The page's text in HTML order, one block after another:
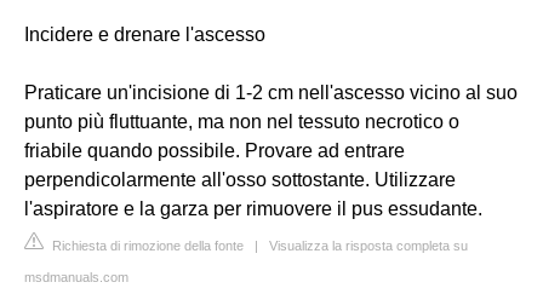
Incidere e drenare l'ascesso
Praticare un'incisione di 1-2 cm nell'ascesso vicino al suo
punto più fluttuante, ma non nel tessuto necrotico o
friabile quando possibile. Provare ad entrare
perpendicolarmente all'osso sottostante. Utilizzare
l'aspiratore e la garza per rimuovere il pus essudante.
Richiesta di rimozione della fonte | Visualizza la risposta completa su
msdmanuals.com